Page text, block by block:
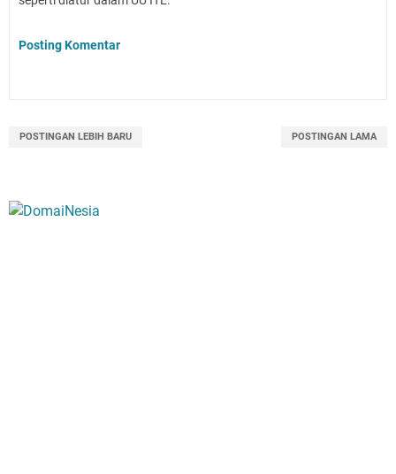
Posting Komentar
POSTINGAN LEBIH BARU POSTINGAN LAMA